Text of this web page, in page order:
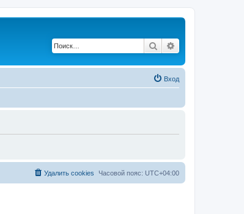
Поиск
Вход
Часовой пояс: UTC+04:00
Удалить cookies